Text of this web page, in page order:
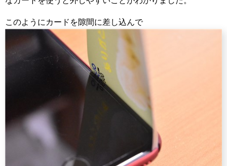
このようにカードを隙間に差し込んで